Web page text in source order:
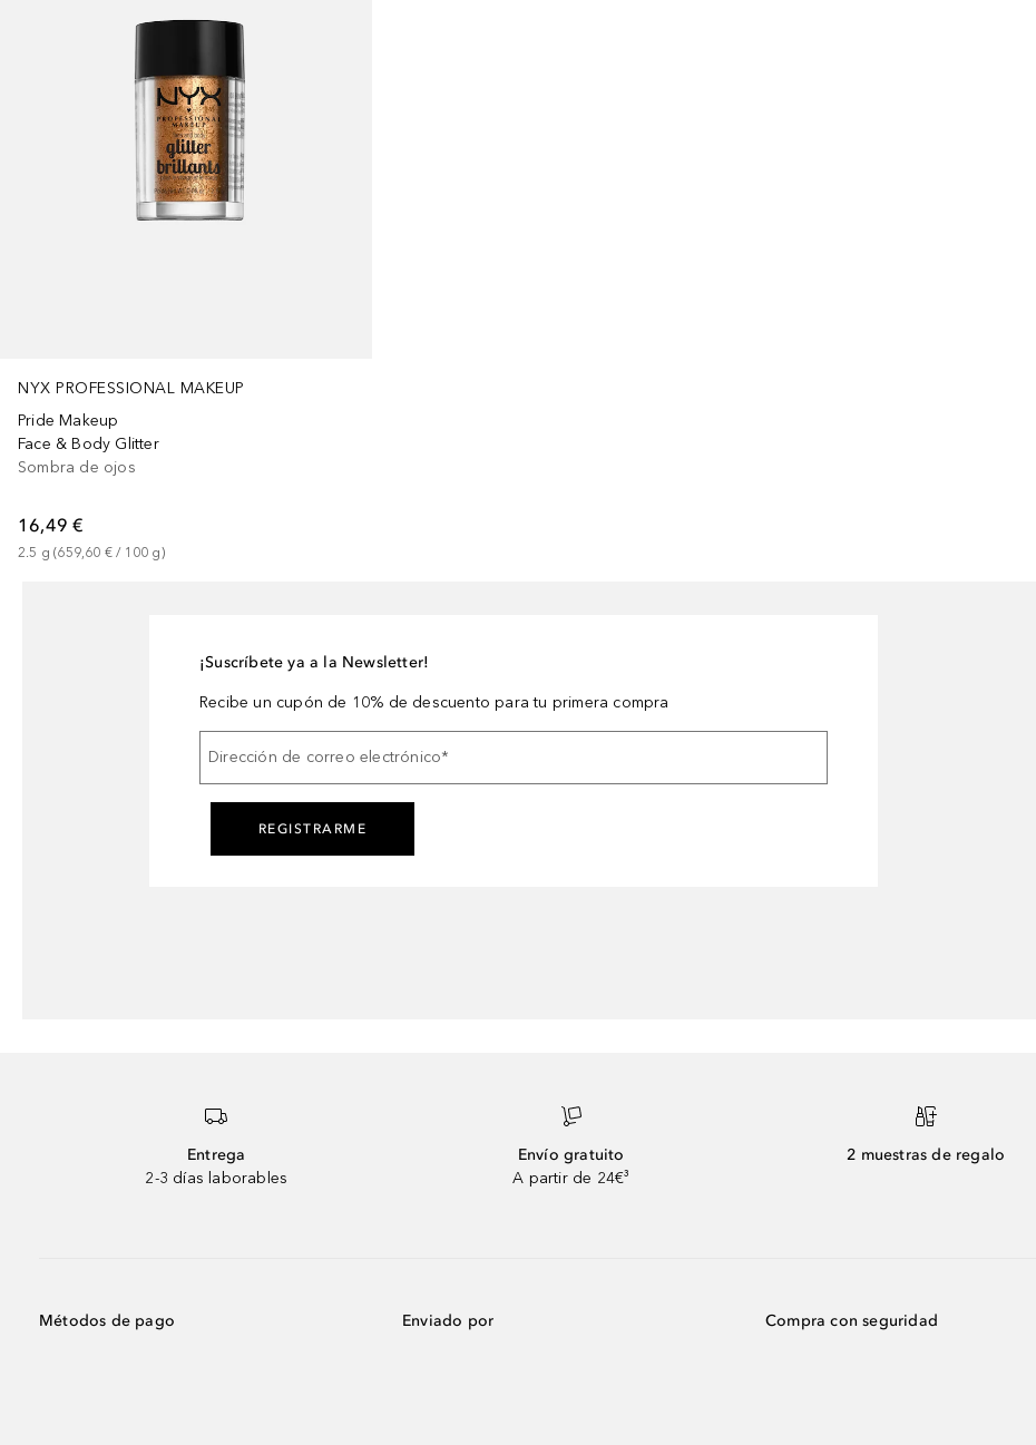
NYX PROFESSIONAL MAKEUP
Pride Makeup
Face & Body Glitter
Sombra de ojos
16,49 €
2.5 g (659,60 € / 100 g)
¡Suscríbete ya a la Newsletter!
Recibe un cupón de 10% de descuento para tu primera compra
Dirección de correo electrónico*
REGISTRARME
Entrega
2-3 días laborables
Envío gratuito
A partir de 24€³
2 muestras de regalo
Métodos de pago Enviado por Compra con seguridad